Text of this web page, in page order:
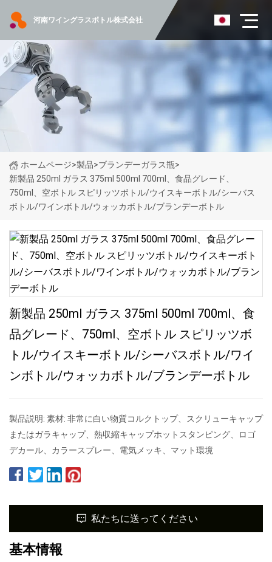
河南ワイングラスボトル株式会社
ホームページ>製品>ブランデーガラス瓶>
新製品 250ml ガラス 375ml 500ml 700ml、食品グレード、
750ml、空ボトル スピリッツボトル/ウイスキーボトル/シーバス
ボトル/ワインボトル/ウォッカボトル/ブランデーボトル
新製品 250ml ガラス 375ml 500ml 700ml、食
品グレード、750ml、空ボトル スピリッツボ
トル/ウイスキーボトル/シーバスボトル/ワイ
ンボトル/ウォッカボトル/ブランデーボトル
製品説明: 素材: 非常に白い物質コルクトップ、スクリューキャップ
またはガラキャップ、熱収縮キャップホットスタンピング、ロゴ
デカール、カラースプレー、電気メッキ、マット環境
私たちに送ってください
基本情報